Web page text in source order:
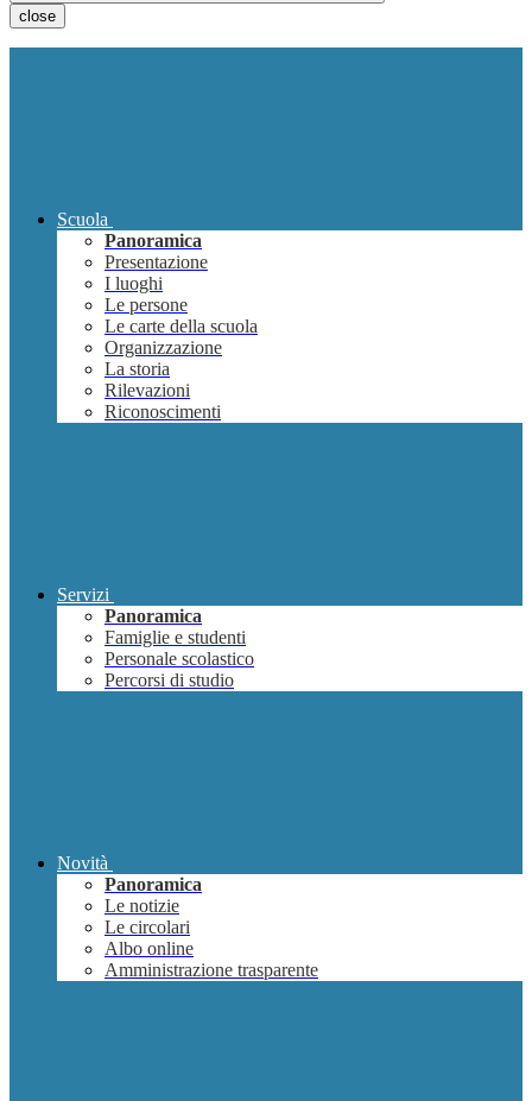
close
Scuola
Panoramica
Presentazione
I luoghi
Le persone
Le carte della scuola
Organizzazione
La storia
Rilevazioni
Riconoscimenti
Servizi
Panoramica
Famiglie e studenti
Personale scolastico
Percorsi di studio
Novità
Panoramica
Le notizie
Le circolari
Albo online
Amministrazione trasparente